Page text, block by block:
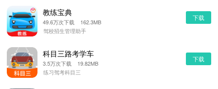
教练宝典
49.6万次下载 162.3MB
驾校招生管理助手
下载
科目三路考学车
3.5万次下载 19.82MB
练习驾考科目三
下载